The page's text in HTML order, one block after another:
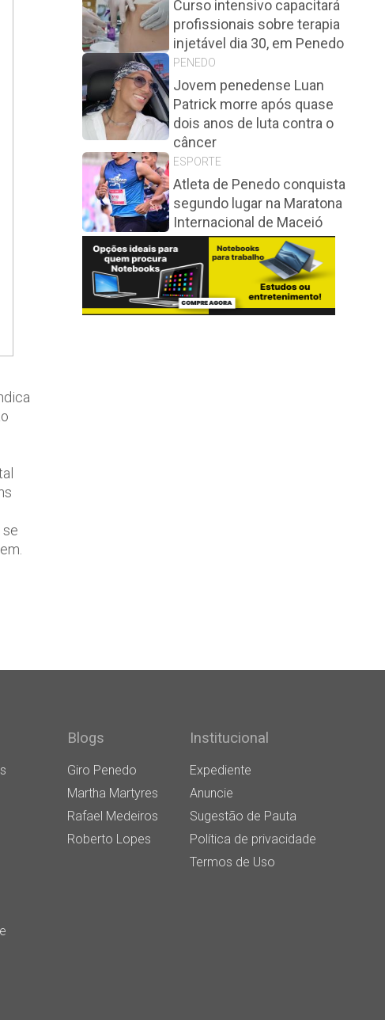
se
Curso intensivo capacitará
profissionais sobre terapia
injetável dia 30, em Penedo
PENEDO
Jovem penedense Luan
Patrick morre após quase
dois anos de luta contra o
câncer
ESPORTE
Atleta de Penedo conquista
segundo lugar na Maratona
Internacional de Maceió
Blogs
Giro Penedo
Martha Martyres
Rafael Medeiros
Roberto Lopes
Institucional
Expediente
Anuncie
Sugestão de Pauta
Política de privacidade
Termos de Uso